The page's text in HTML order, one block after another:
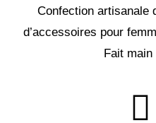
Confection artisanale
d’accessoires pour
Fait main